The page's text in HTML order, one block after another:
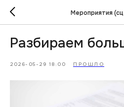
Мероприятия
Разбираем
2026-05-29 18:00 ПРОШЛО